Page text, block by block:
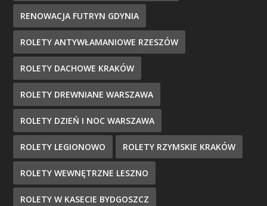
RENOWACJA FUTRYN GDYNIA
ROLETY ANTYWŁAMANIOWE RZESZÓW
ROLETY DACHOWE KRAKÓW
ROLETY DREWNIANE WARSZAWA
ROLETY DZIEŃ I NOC WARSZAWA
ROLETY LEGIONOWO ROLETY RZYMSKIE KRAKÓW
ROLETY WEWNĘTRZNE LESZNO
ROLETY W KASECIE BYDGOSZCZ